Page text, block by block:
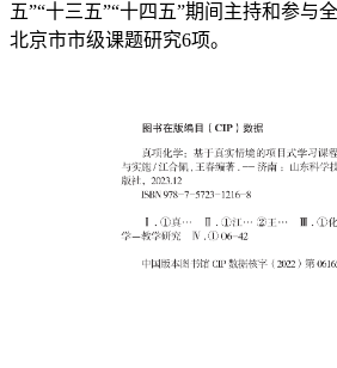
五”“十三五”“十四五”期间主持和参与
北京市市级课题研究6项。